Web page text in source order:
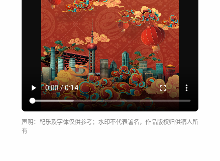
声明：配乐及字体仅供参考；水印不代表署名，作品版权归供稿人所
有